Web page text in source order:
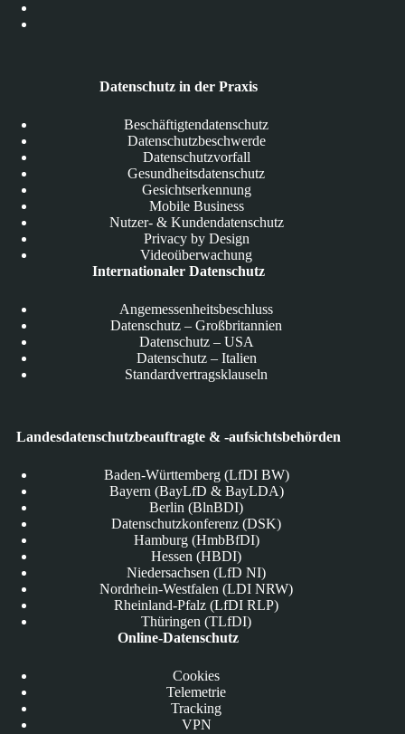
Datenschutz in der Praxis
Beschäftigtendatenschutz
Datenschutzbeschwerde
Datenschutzvorfall
Gesundheitsdatenschutz
Gesichtserkennung
Mobile Business
Nutzer- & Kundendatenschutz
Privacy by Design
Videoüberwachung
Internationaler Datenschutz
Angemessenheitsbeschluss
Datenschutz – Großbritannien
Datenschutz – USA
Datenschutz – Italien
Standardvertragsklauseln
Landesdatenschutzbeauftragte & -aufsichtsbehörden
Baden-Württemberg (LfDI BW)
Bayern (BayLfD & BayLDA)
Berlin (BlnBDI)
Datenschutzkonferenz (DSK)
Hamburg (HmbBfDI)
Hessen (HBDI)
Niedersachsen (LfD NI)
Nordrhein-Westfalen (LDI NRW)
Rheinland-Pfalz (LfDI RLP)
Thüringen (TLfDI)
Online-Datenschutz
Cookies
Telemetrie
Tracking
VPN